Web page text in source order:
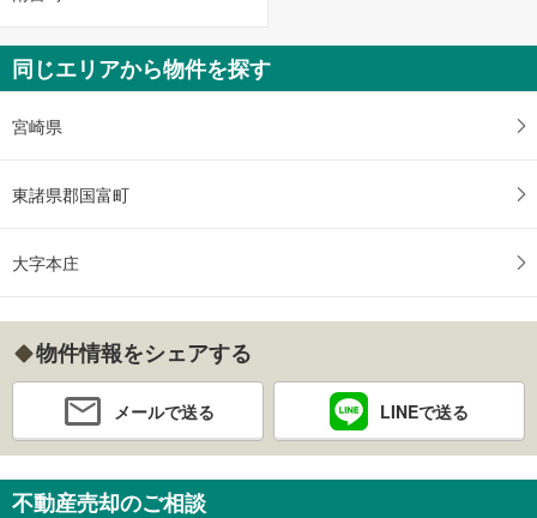
同じエリアから物件を探す
宮崎県
東諸県郡国富町
大字本庄
物件情報をシェアする
メールで送る LINEで送る
不動産売却のご相談